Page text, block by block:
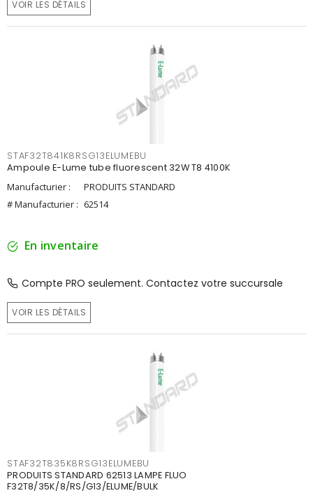
VOIR LES DÉTAILS
STAF32T841K8RSG13ELUMEBU
Ampoule E-Lume tube fluorescent 32W T8 4100K
Manufacturier :
PRODUITS STANDARD
# Manufacturier : 62514
En inventaire
Compte PRO seulement. Contactez votre succursale
VOIR LES DÉTAILS
STAF32T835K8RSG13ELUMEBU
PRODUITS STANDARD 62513 LAMPE FLUO
F32T8/35K/8/RS/G13/ELUME/BULK